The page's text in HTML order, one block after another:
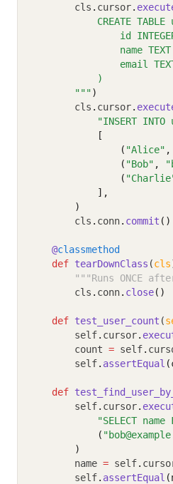
        cls
. cursor.
CREATE TABLE
id
name TEXT
email
            )
        """
)
        cls
. cursor.
"INSERT
            [
                (
"Alice" ,
                (
"Bob" ,
                (
            ],
        )
        cls
. conn. commit ()
@classmethod
def tearDownClass (cls
"""Runs ONCE
        cls
. conn. close()
def test_user_count (
        self
. cursor.
        count
= self.
        self
. assertEqual
def
        self
. cursor.
"SELECT
            (
        )
        name
= self.
        self
. assertEqual